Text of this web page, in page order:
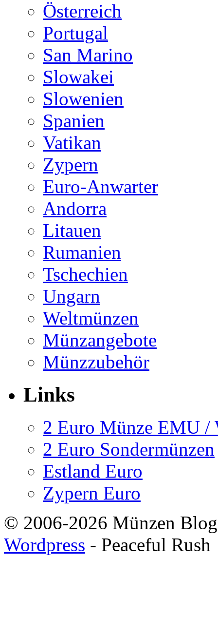
Österreich
Portugal
San Marino
Slowakei
Slowenien
Spanien
Vatikan
Zypern
Euro-Anwarter
Andorra
Litauen
Rumanien
Tschechien
Ungarn
Weltmünzen
Münzangebote
Münzzubehör
Links
2 Euro Münze EMU /
2 Euro Sondermünzen
Estland Euro
Zypern Euro
© 2006-2026 Münzen
Wordpress - Peaceful Rush